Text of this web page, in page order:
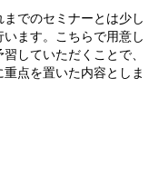
でのセミナーとは少し
ます。こちらで用意し
していただくことで、
点を置いた内容としま